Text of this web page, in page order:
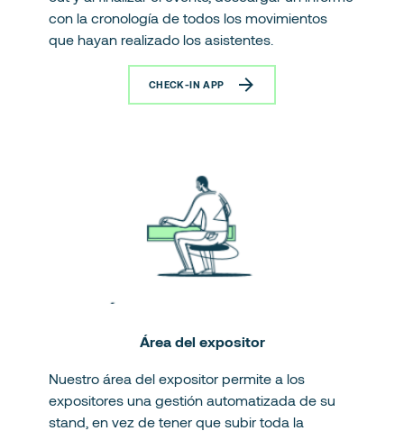
con la cronología de todos los movimientos
que hayan realizado los asistentes.
CHECK-IN APP
Área del expositor
Nuestro área del expositor permite a los
expositores una gestión automatizada de su
stand, en vez de tener que subir toda la